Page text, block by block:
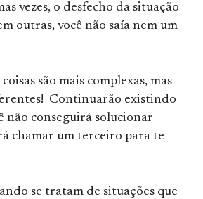
vezes, o desfecho da situação
outras, você não saía nem um
são mais complexas, mas
Continuarão existindo
não conseguirá solucionar
chamar um terceiro para te
se tratam de situações que